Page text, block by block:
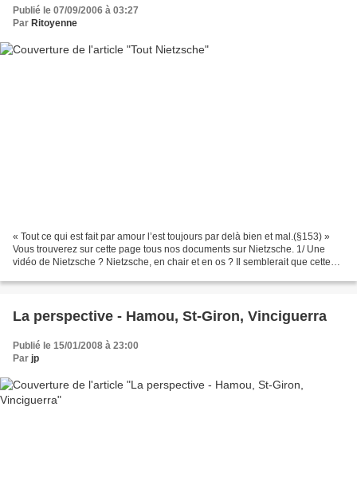
Publié le 07/09/2006 à 03:27
Par Ritoyenne
« Tout ce qui est fait par amour l’est toujours par delà bien et mal.(§153) »
Vous trouverez sur cette page tous nos documents sur Nietzsche. 1/ Une
vidéo de Nietzsche ? Nietzsche, en chair et en os ? Il semblerait que cette
La perspective - Hamou, St-Giron, Vinciguerra
Publié le 15/01/2008 à 23:00
Par jp